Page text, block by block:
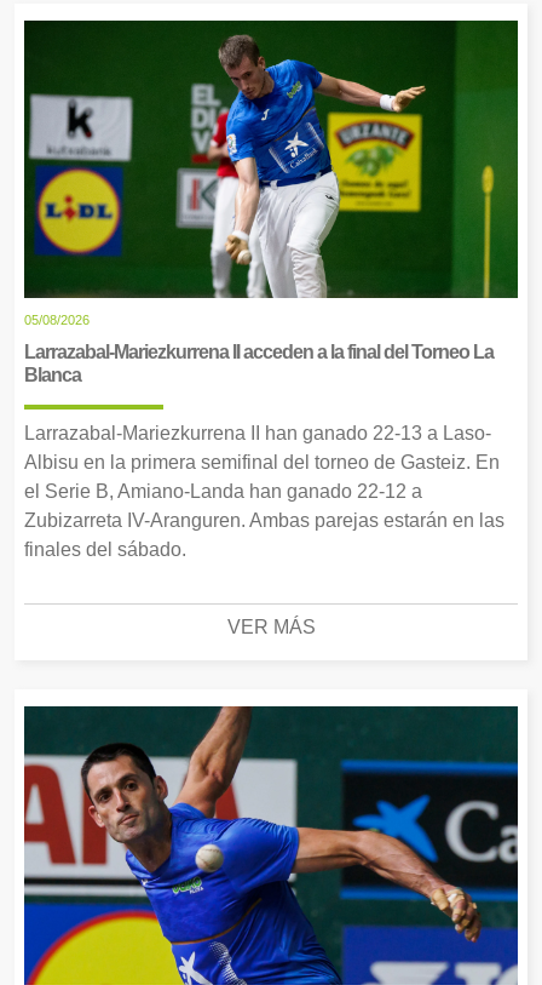
05/08/2026
Larrazabal-Mariezkurrena II acceden a la final del Torneo La
Blanca
Larrazabal-Mariezkurrena II han ganado 22-13 a Laso-
Albisu en la primera semifinal del torneo de Gasteiz. En
el Serie B, Amiano-Landa han ganado 22-12 a
Zubizarreta IV-Aranguren. Ambas parejas estarán en las
finales del sábado.
VER MÁS